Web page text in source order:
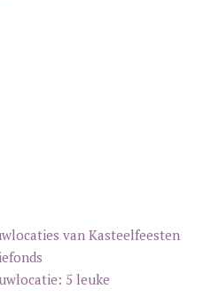
van Kasteelfeesten
5 leuke